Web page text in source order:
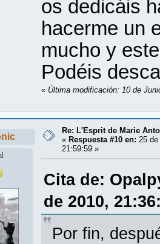
os dedicáis
hacerme un
mucho y
Podéis
« Última modificación: 10 de
Re: L'Esprit de Marie
« Respuesta #10 en: 25
21:59:59 »
Cita de:
de 2010,
Por fin,